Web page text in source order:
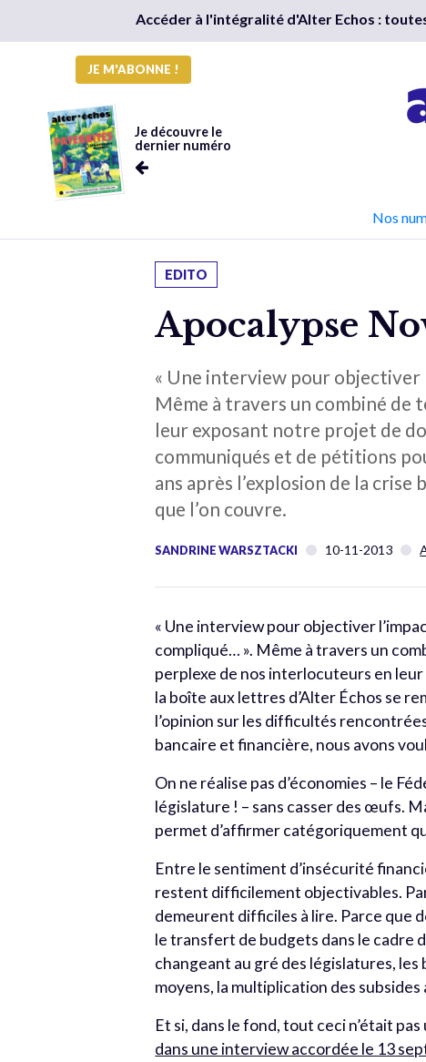
Accéder à l'intégralité d'Alter Echos :
JE M'ABONNE !
Je découvre le
dernier numéro
Nos
EDITO
Apocalypse
« Une interview pour objectiver
Même à travers un combiné de
leur exposant notre projet de
communiqués et de pétitions
ans après l’explosion de la
que l’on couvre.
SANDRINE WARSZTACKI 10-11-2013
« Une interview pour objectiver
compliqué… ». Même à travers un
perplexe de nos interlocuteurs en
la boîte aux lettres d’Alter Échos se
l’opinion sur les difficultés
bancaire et financière, nous avons
On ne réalise pas d’économies – le
législature ! – sans casser des œufs.
permet d’affirmer catégoriquement
Entre le sentiment d’insécurité
restent difficilement objectivables.
demeurent difficiles à lire. Parce que
le transfert de budgets dans le cadre
changeant au gré des législatures,
moyens, la multiplication des
Et si, dans le fond, tout ceci n’était
dans une interview accordée le 13